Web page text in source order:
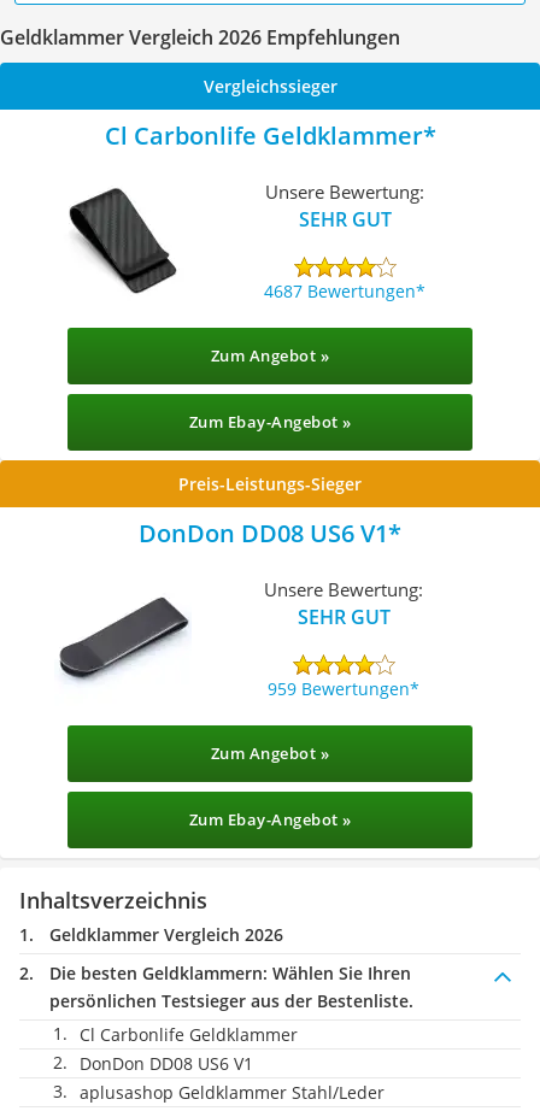
Geldklammer Vergleich 2026 Empfehlungen
Vergleichssieger
Cl Carbonlife Geldklammer
Unsere Bewertung:
SEHR GUT
4687 Bewertungen
Zum Angebot »
Zum Ebay-Angebot »
Preis-Leistungs-Sieger
DonDon DD08 US6 V1
Unsere Bewertung:
SEHR GUT
959 Bewertungen
Zum Angebot »
Zum Ebay-Angebot »
Inhaltsverzeichnis
Geldklammer Vergleich 2026
Die besten Geldklammern: Wählen Sie Ihren
persönlichen Testsieger aus der Bestenliste.
Cl Carbonlife Geldklammer
DonDon DD08 US6 V1
aplusashop Geldklammer Stahl/Leder